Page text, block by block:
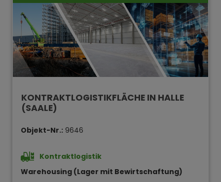
KONTRAKTLOGISTIKFLÄCHE IN HALLE
(SAALE)
Objekt-Nr.: 9646
Kontraktlogistik
Warehousing (Lager mit Bewirtschaftung)